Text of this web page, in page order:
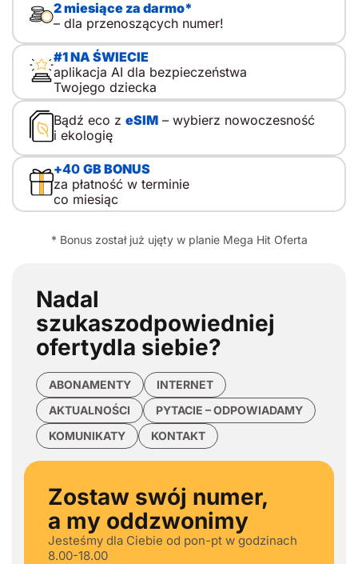
towarzyszy, tłumaczy i stopniowo przekazuje
odpowiedzialność. Dlatego pierwszy telefon komórkowy
dla dziecka nie musi oznaczać od razu […]
2 miesiące za darmo*
– dla przenoszących numer!
#1 NA ŚWIECIE
aplikacja AI dla bezpieczeństwa
Twojego dziecka
Bądź eco z eSIM– wybierz nowoczesność
i ekologię
+40 GB BONUS
za płatność w terminie
co miesiąc
* Bonus został już ujęty w planie Mega Hit Oferta
Nadal
szukaszodpowiedniej
ofertydla siebie?
ABONAMENTY
INTERNET
AKTUALNOŚCI
PYTACIE – ODPOWIADAMY
KOMUNIKATY
KONTAKT
Zostaw swój numer,
a my oddzwonimy
Jesteśmy dla Ciebie od pon-pt w godzinach
8.00-18.00